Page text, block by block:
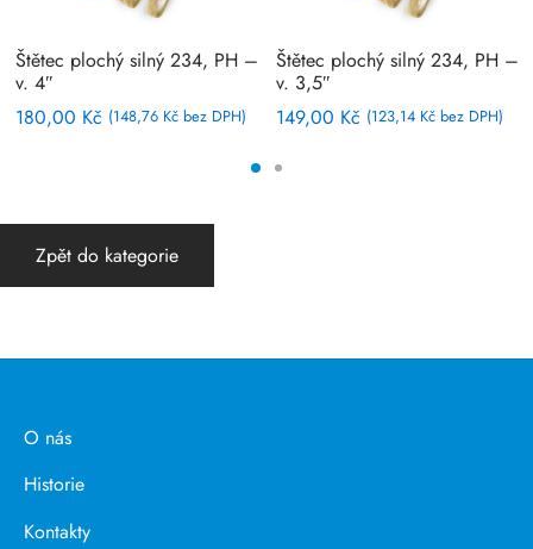
Štětec plochý silný 234, PH –
v. 4″
180,00 Kč (148,76 Kčbez DPH)
Štětec plochý silný 234, PH –
v. 3,5″
149,00 Kč (123,14 Kčbez DPH)
Zpět do kategorie
O nás
Historie
Kontakty